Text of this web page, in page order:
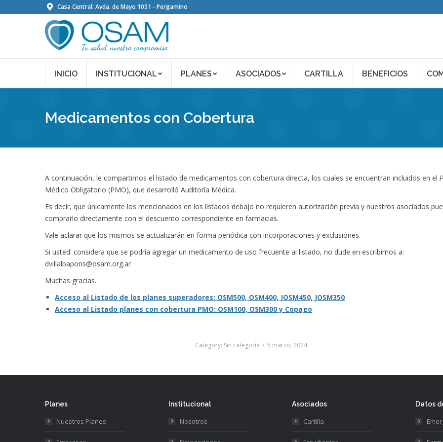
Casa Central: Avda. de Mayo 1051 - Pergamino
INICIO INSTITUCIONAL PLANES ASOCIADOS CARTILLA BENEFICIOS
Medicamentos con Cobertura
A continuación, le compartimos el listado de medicamentos con cobertura directa, los cuales se encuentran incluidos en el
Médico Obligatorio (PMO), que desarrolló Auditoría Médica.
Es decir, que únicamente los mencionados en los listados debajo no requieren autorización previa y nuestros asociados
comprarlo directamente con el descuento correspondiente en farmacias.
Vale aclarar que los mismos se actualizarán en forma periódica con incorporaciones y exclusiones.
Si usted. considera que se podría agregar un medicamento de uso frecuente al listado, no dude en escribirnos a:
dvillalbapons@osam.org.ar
Muchas gracias.
Acceso al Listado de los planes superadores: OSM500, OSM400, JOSM450, JOSM350
Acceso al Listado planes con cobertura PMO: OSM100, OSM300 y Copago
Category: Sin categoría 5 marzo, 2024
Planes
Nuestros Planes
Institucional
Nosotros
Asociados
Cartilla
Datos